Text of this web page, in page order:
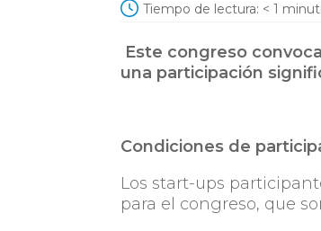
Tiempo de lectura: < 1
Este congreso
una participación
Condiciones de
Los start-ups
para el congreso, que